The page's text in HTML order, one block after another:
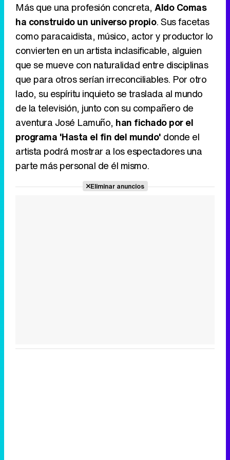
Más que una profesión concreta, Aldo Comas
ha construido un universo propio. Sus facetas
como paracaidista, músico, actor y productor lo
convierten en un artista inclasificable, alguien
que se mueve con naturalidad entre disciplinas
que para otros serían irreconciliables. Por otro
lado, su espíritu inquieto se traslada al mundo
de la televisión, junto con su compañero de
aventura José Lamuño, han fichado por el
programa 'Hasta el fin del mundo' donde el
artista podrá mostrar a los espectadores una
parte más personal de él mismo.
Eliminar anuncios